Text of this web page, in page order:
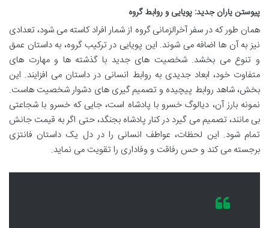
پیوستن یاران جدید: پویایی و روابط گروه
همان طور که در سفر آخرالزمانی گروه از شمار افراد کاسته می شود، تعدادی
نیز به آن ها اضافه می شوند. این پویایی در ترکیب گروه، به داستان عمق
و تنوع می بخشد. شخصیت های جدید با گذشته ها و مهارت های
متفاوت خود، ابعاد جدیدی به روابط انسانی در داستان می افزایند. این
بخش، شاهد روابط پیچیده و تصمیم گیری های دشوار شخصیت هاست.
نمونه بارز آن، دیالوگ خسرو با پادشاه است، جایی که خسرو با شجاعتی
بی مانند، تصمیم می گیرد در کنار پادشاه بجنگد، حتی اگر به قیمت جانش
تمام شود. این لحظات، عواطف انسانی را در دل یک داستان فانتزی
برجسته می کند و حس رفاقت و وفاداری را تقویت می نماید.